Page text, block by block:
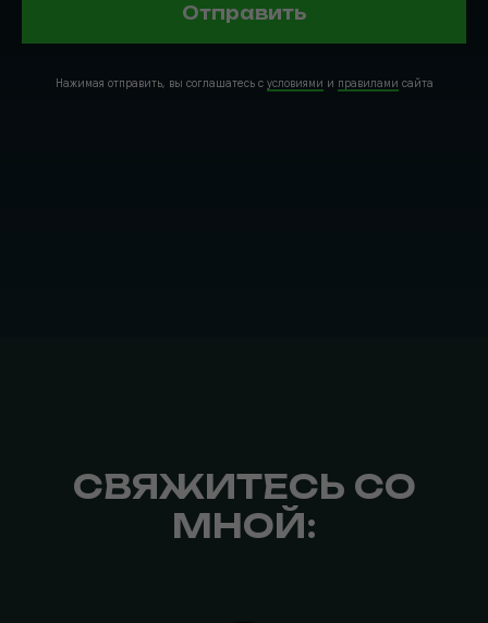
Отправить
Нажимая отправить, вы соглашатесь с условиями и правилами сайта
СВЯЖИТЕСЬ СО
МНОЙ: